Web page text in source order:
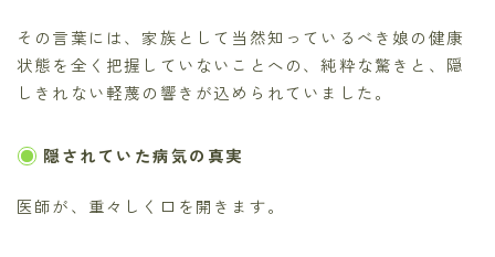
その言葉には、家族として当然知っているべき娘の健康
状態を全く把握していないことへの、純粋な驚きと、隠
しきれない軽蔑の響きが込められていました。
隠されていた病気の真実
医師が、重々しく口を開きます。